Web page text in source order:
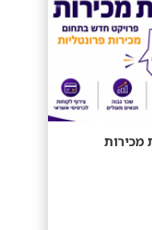
ות מכירות